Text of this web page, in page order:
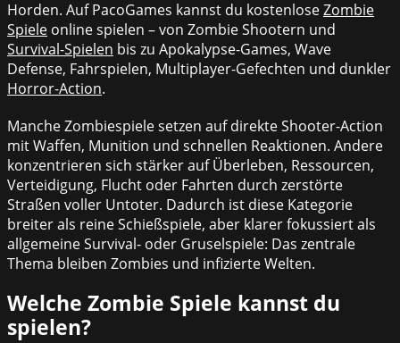
Horden. Auf PacoGames kannst du kostenloseZombie
Spiele online spielen – von Zombie Shootern und
Survival-Spielen bis zu Apokalypse-Games, Wave
Defense, Fahrspielen, Multiplayer-Gefechten und dunkler
Horror-Action.
Manche Zombiespiele setzen auf direkte Shooter-Action
mit Waffen, Munition und schnellen Reaktionen. Andere
konzentrieren sich stärker auf Überleben, Ressourcen,
Verteidigung, Flucht oder Fahrten durch zerstörte
Straßen voller Untoter. Dadurch ist diese Kategorie
breiter als reine Schießspiele, aber klarer fokussiert als
allgemeine Survival- oder Gruselspiele: Das zentrale
Thema bleiben Zombies und infizierte Welten.
Welche Zombie Spiele kannst du
spielen?